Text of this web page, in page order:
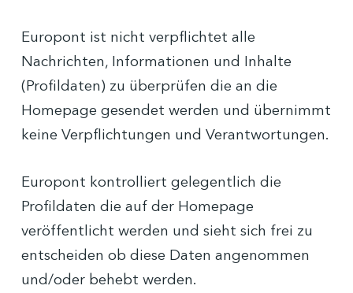
Europont ist nicht verpflichtet alle
Nachrichten, Informationen und Inhalte
(Profildaten) zu überprüfen die an die
Homepage gesendet werden und übernimmt
keine Verpflichtungen und Verantwortungen.
Europont kontrolliert gelegentlich die
Profildaten die auf der Homepage
veröffentlicht werden und sieht sich frei zu
entscheiden ob diese Daten angenommen
und/oder behebt werden.